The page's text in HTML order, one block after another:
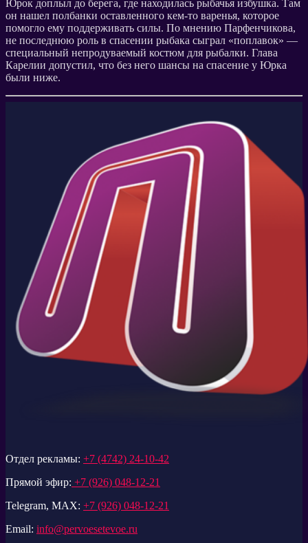
Юрок доплыл до берега, где находилась рыбачья избушка. Там
он нашел полбанки оставленного кем-то варенья, которое
помогло ему поддерживать силы. По мнению Парфенчикова,
не последнюю роль в спасении рыбака сыграл «поплавок» —
специальный непродуваемый костюм для рыбалки. Глава
Карелии допустил, что без него шансы на спасение у Юрка
были ниже.
Отдел рекламы: +7 (4742) 24-10-42
Прямой эфир: +7 (926) 048-12-21
Telegram, MAX: +7 (926) 048-12-21
Email: info@pervoesetevoe.ru